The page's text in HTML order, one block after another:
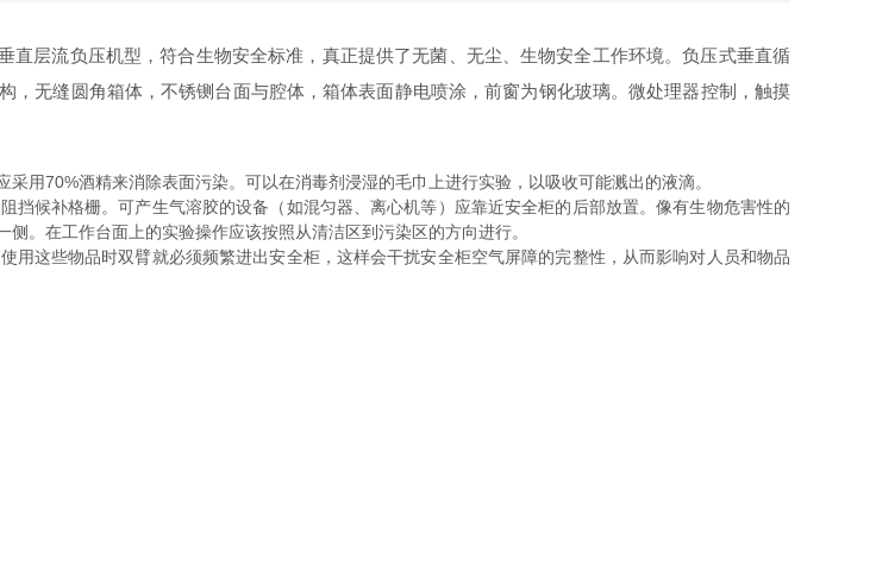
直层流负压机型，符合生物安全标准，真正提供了无菌、无尘、生物安全工作环境。负压式垂直循
无缝圆角箱体，不锈铡台面与腔体，箱体表面静电喷涂，前窗为钢化玻璃。微处理器控制，触摸
70%酒精来消除表面污染。可以在消毒剂浸湿的毛巾上进行实验，以吸收可能溅出的液滴。
候补格栅。可产生气溶胶的设备（如混匀器、离心机等）应靠近安全柜的后部放置。像有生物危害性的
。在工作台面上的实验操作应该按照从清洁区到污染区的方向进行。
这些物品时双臂就必须频繁进出安全柜，这样会干扰安全柜空气屏障的完整性，从而影响对人员和物品